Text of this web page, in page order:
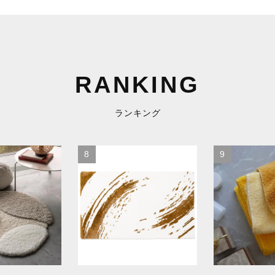
RANKING
ランキング
8 9